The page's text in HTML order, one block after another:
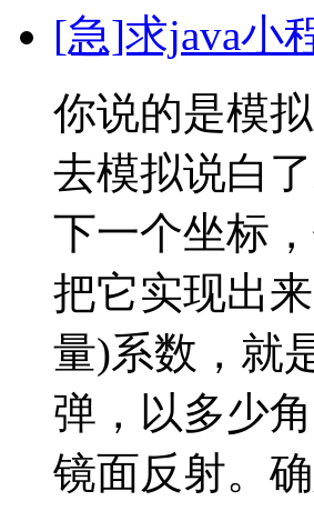
[急]求java小
你说的是模
去模拟说白
下一个坐标
把它实现出
量)系数，就
弹，以多少
镜面反射。